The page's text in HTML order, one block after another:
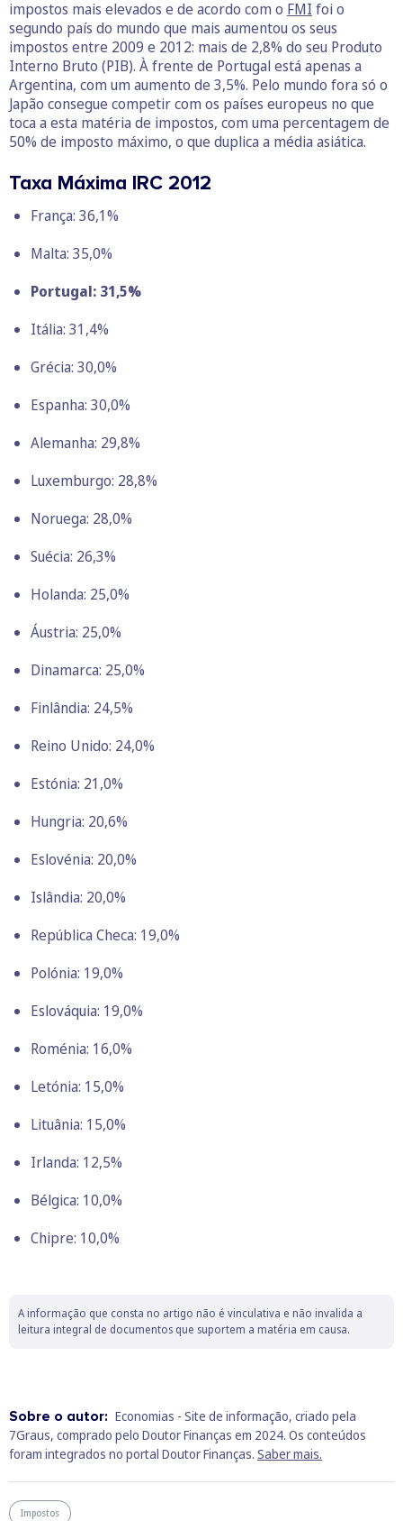
impostos mais elevados e de acordo com o FMI foi o
segundo país do mundo que mais aumentou os seus
impostos entre 2009 e 2012: mais de 2,8% do seu Produto
Interno Bruto (PIB). À frente de Portugal está apenas a
Argentina, com um aumento de 3,5%. Pelo mundo fora só o
Japão consegue competir com os países europeus no que
toca a esta matéria de impostos, com uma percentagem de
50% de imposto máximo, o que duplica a média asiática.
Taxa Máxima IRC 2012
França: 36,1%
Malta: 35,0%
Portugal: 31,5%
Itália: 31,4%
Grécia: 30,0%
Espanha: 30,0%
Alemanha: 29,8%
Luxemburgo: 28,8%
Noruega: 28,0%
Suécia: 26,3%
Holanda: 25,0%
Áustria: 25,0%
Dinamarca: 25,0%
Finlândia: 24,5%
Reino Unido: 24,0%
Estónia: 21,0%
Hungria: 20,6%
Eslovénia: 20,0%
Islândia: 20,0%
República Checa: 19,0%
Polónia: 19,0%
Eslováquia: 19,0%
Roménia: 16,0%
Letónia: 15,0%
Lituânia: 15,0%
Irlanda: 12,5%
Bélgica: 10,0%
Chipre: 10,0%
A informação que consta no artigo não é vinculativa e não invalida a
leitura integral de documentos que suportem a matéria em causa.
Sobre o autor: Economias - Site de informação, criado pela
7Graus, comprado pelo Doutor Finanças em 2024. Os conteúdos
foram integrados no portal Doutor Finanças. Saber mais.
Impostos